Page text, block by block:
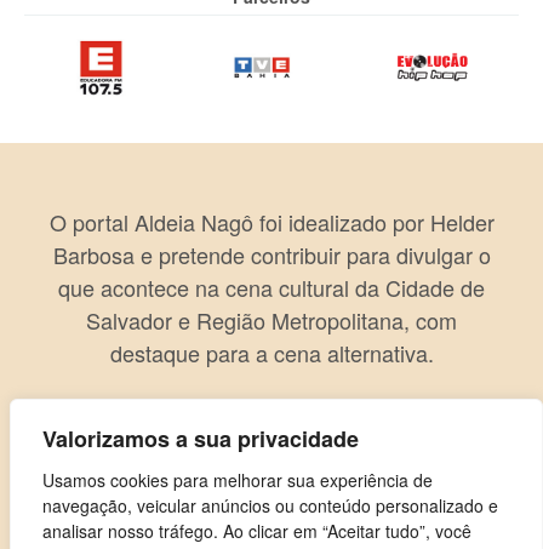
Valorizamos a sua privacidade
Usamos cookies para melhorar sua experiência de
navegação, veicular anúncios ou conteúdo personalizado e
analisar nosso tráfego. Ao clicar em “Aceitar tudo”, você
O portal Aldeia Nagô foi idealizado por Helder
Barbosa e pretende contribuir para divulgar o
que acontece na cena cultural da Cidade de
Salvador e Região Metropolitana, com
destaque para a cena alternativa.